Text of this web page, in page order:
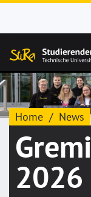
Home News
2026